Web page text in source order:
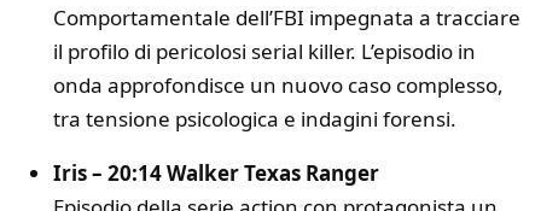
Comportamentale dell’FBI impegnata a tracciare
il profilo di pericolosi serial killer. L’episodio in
onda approfondisce un nuovo caso complesso,
tra tensione psicologica e indagini forensi.
Iris – 20:14 Walker Texas Ranger